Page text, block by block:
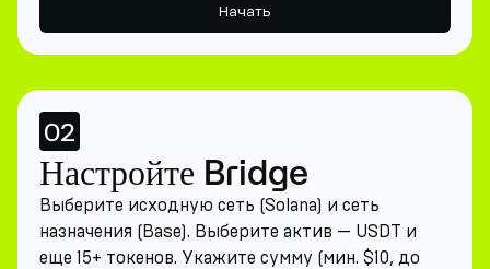
Начать
02
Настройте Bridge
Выберите исходную сеть (Solana) и сеть
назначения (Base). Выберите актив — USDT и
еще 15+ токенов. Укажите сумму (мин. $10, до